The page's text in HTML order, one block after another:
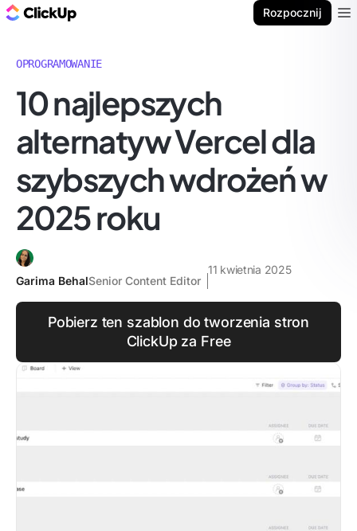
Rozpocznij
OPROGRAMOWANIE
10 najlepszych
alternatyw Vercel dla
szybszych wdrożeń w
2025 roku
Garima BehalSenior Content Editor
11 kwietnia 2025
Pobierz ten szablon do tworzenia stron
ClickUp za Free